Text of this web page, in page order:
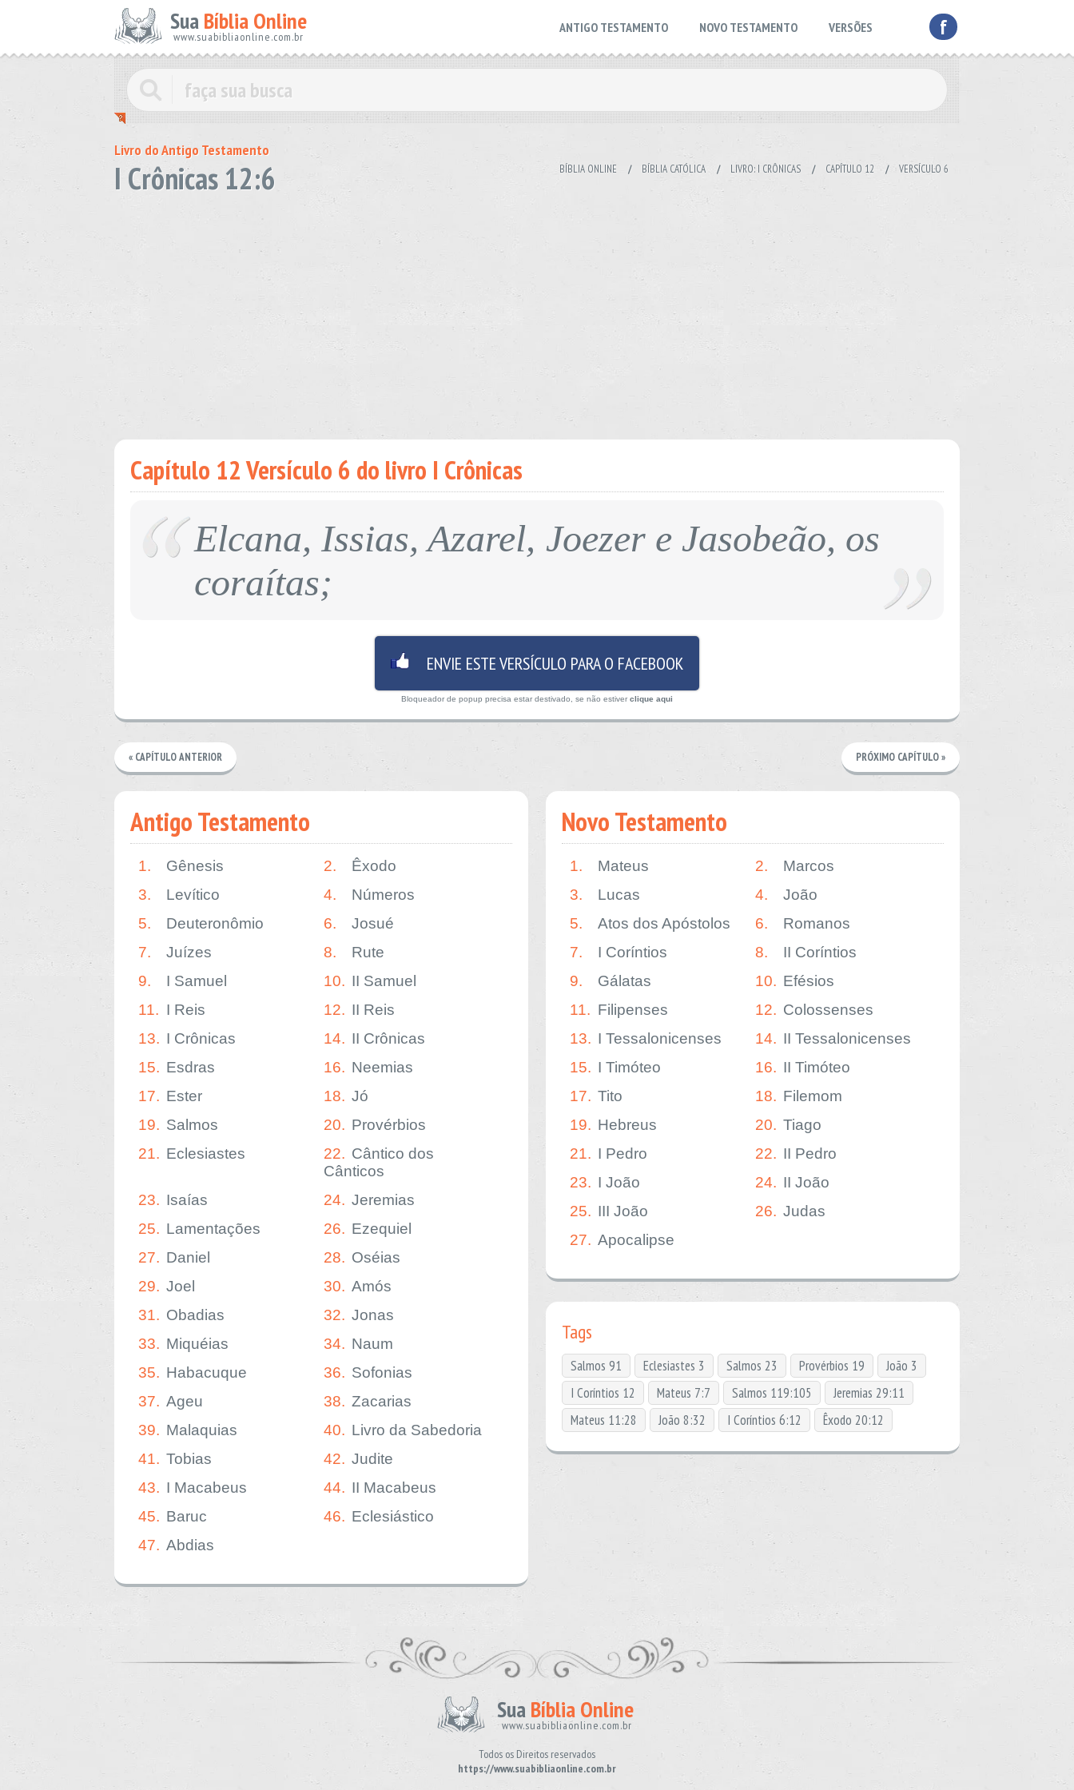
SuaBíblia Online
www.suabibliaonline.com.br f
ANTIGO TESTAMENTO NOVO TESTAMENTO VERSÕES
Livro do Antigo Testamento
I Crônicas 12:6 BÍBLIA ONLINE / BÍBLIA CATÓLICA / LIVRO: I CRÔNICAS / CAPÍTULO 12 / VERSÍCULO 6
Capítulo 12 Versículo 6 do livro I Crônicas
Elcana, Issias, Azarel, Joezer e Jasobeão, os
coraítas;
ENVIE ESTE VERSÍCULO PARA O FACEBOOK
Bloqueador de popup precisa estar destivado, se não estiver clique aqui
« CAPÍTULO ANTERIOR PRÓXIMO CAPÍTULO »
Antigo Testamento
1. Gênesis 2.
Êxodo
3.
Levítico 4.
Números
5.
Deuteronômio 6.
Josué
7.
Juízes 8.
Rute
9.
I Samuel 10. II Samuel
11. I Reis 12. II Reis
13. I Crônicas 14. II Crônicas
15. Esdras 16. Neemias
17. Ester 18. Jó
19. Salmos 20. Provérbios
21. Eclesiastes 22. Cântico dos
Cânticos
23. Isaías 24. Jeremias
25. Lamentações 26. Ezequiel
27. Daniel 28. Oséias
29. Joel 30. Amós
31. Obadias 32. Jonas
33. Miquéias 34. Naum
35. Habacuque 36. Sofonias
37. Ageu 38. Zacarias
39. Malaquias 40. Livro da Sabedoria
41. Tobias 42. Judite
43. I Macabeus 44. II Macabeus
45. Baruc 46. Eclesiástico
47. Abdias
Novo Testamento
1. Mateus 2.
Marcos
3.
Lucas 4.
João
5.
Atos dos Apóstolos 6.
Romanos
7.
I Coríntios 8.
II Coríntios
9.
Gálatas 10. Efésios
11. Filipenses 12. Colossenses
13. I Tessalonicenses 14. II Tessalonicenses
15. I Timóteo 16. II Timóteo
17. Tito 18. Filemom
19. Hebreus 20. Tiago
21. I Pedro 22. II Pedro
23. I João 24. II João
25. III João 26. Judas
27. Apocalipse
Tags
Salmos 91 Eclesiastes 3 Salmos 23 Provérbios 19
João 3
I Coríntios 12
Mateus 7:7 Salmos 119:105
Jeremias 29:11
Mateus 11:28
João 8:32 I Coríntios 6:12 Êxodo 20:12
SuaBíblia Online
www.suabibliaonline.com.br
Todos os Direitos reservados
https://www.suabibliaonline.com.br